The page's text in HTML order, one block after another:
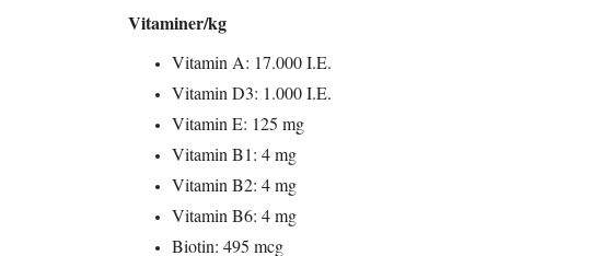
Vitaminer/kg
Vitamin A: 17.000 I.E.
Vitamin D3: 1.000 I.E.
Vitamin E: 125 mg
Vitamin B1: 4 mg
Vitamin B2: 4 mg
Vitamin B6: 4 mg
Biotin: 495 mcg